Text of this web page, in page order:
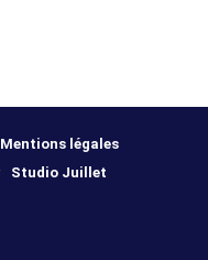
Mentions légales
Studio Juillet